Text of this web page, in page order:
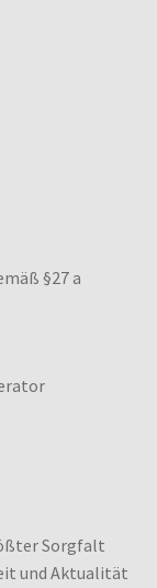
§27 a
Sorgfalt
und Aktualität